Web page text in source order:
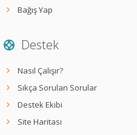
Bağış Yap
Destek
Nasıl Çalışır?
Sıkça Sorulan Sorular
Destek Ekibi
Site Haritası